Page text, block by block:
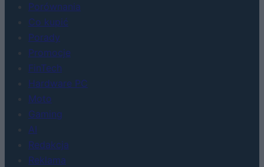
Porównania
Co kupić
Porady
Promocje
FinTech
Hardware PC
Moto
Gaming
AI
Redakcja
Reklama